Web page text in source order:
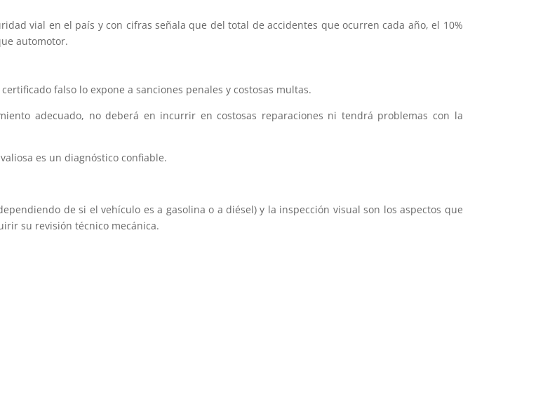
vial en el país y con cifras señala que del total de accidentes que ocurren cada año, el 10%
automotor.
falso lo expone a sanciones penales y costosas multas.
adecuado, no deberá en incurrir en costosas reparaciones ni tendrá problemas con la
es un diagnóstico confiable.
de si el vehículo es a gasolina o a diésel) y la inspección visual son los aspectos que
su revisión técnico mecánica.